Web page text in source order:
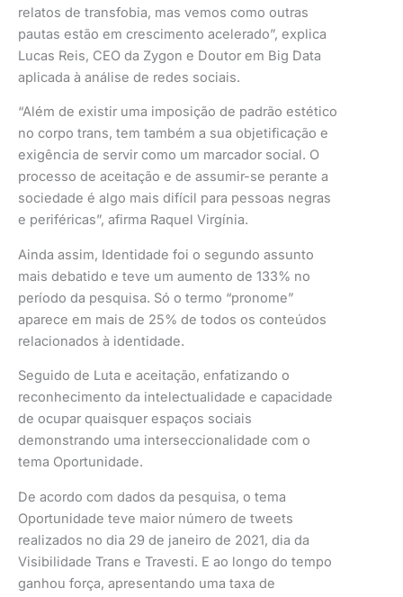
relatos de transfobia, mas vemos como outras
pautas estão em crescimento acelerado”, explica
Lucas Reis, CEO da Zygon e Doutor em Big Data
aplicada à análise de redes sociais.
“Além de existir uma imposição de padrão estético
no corpo trans, tem também a sua objetificação e
exigência de servir como um marcador social. O
processo de aceitação e de assumir-se perante a
sociedade é algo mais difícil para pessoas negras
e periféricas”, afirma Raquel Virgínia.
Ainda assim, Identidade foi o segundo assunto
mais debatido e teve um aumento de 133% no
período da pesquisa. Só o termo “pronome”
aparece em mais de 25% de todos os conteúdos
relacionados à identidade.
Seguido de Luta e aceitação, enfatizando o
reconhecimento da intelectualidade e capacidade
de ocupar quaisquer espaços sociais
demonstrando uma interseccionalidade com o
tema Oportunidade.
De acordo com dados da pesquisa, o tema
Oportunidade teve maior número de tweets
realizados no dia 29 de janeiro de 2021, dia da
Visibilidade Trans e Travesti. E ao longo do tempo
ganhou força, apresentando uma taxa de